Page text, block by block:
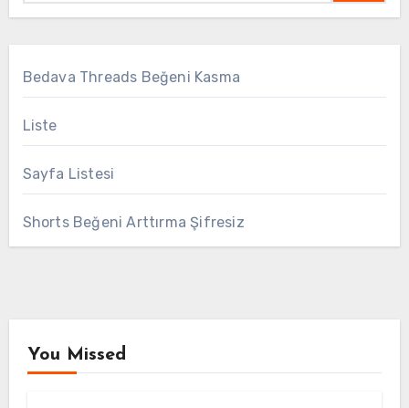
Bedava Threads Beğeni Kasma
Liste
Sayfa Listesi
Shorts Beğeni Arttırma Şifresiz
You Missed